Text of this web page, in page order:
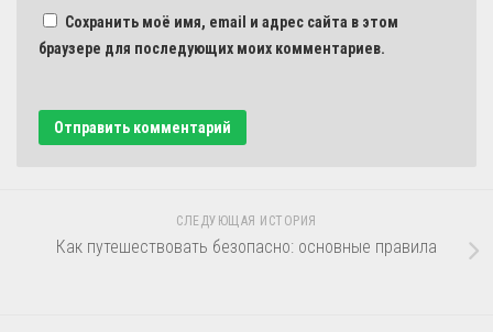
Сохранить моё имя, email и адрес сайта в этом
браузере для последующих моих комментариев.
СЛЕДУЮЩАЯ ИСТОРИЯ
Как путешествовать безопасно: основные правила